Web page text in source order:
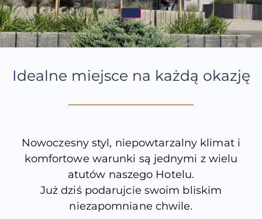
Idealne miejsce na każdą okazję
Nowoczesny styl, niepowtarzalny klimat i
komfortowe warunki są jednymi z wielu
atutów naszego Hotelu.
Już dziś podarujcie swoim bliskim
niezapomniane chwile.